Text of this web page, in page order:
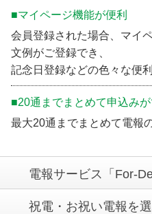
■マイページ機能が便利
会員登録された場合、マイ
文例がご登録でき、
記念日登録などの色々な便
■20通までまとめて申込みが
最大20通までまとめて電報
電報サービス「For-
祝電・お祝い電報を